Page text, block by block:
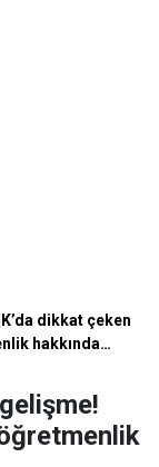
dikkat çeken
hakkında…